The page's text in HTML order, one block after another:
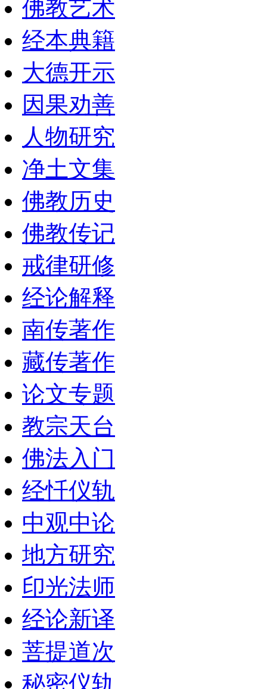
佛教艺术
经本典籍
大德开示
因果劝善
人物研究
净土文集
佛教历史
佛教传记
戒律研修
经论解释
南传著作
藏传著作
论文专题
教宗天台
佛法入门
经忏仪轨
中观中论
地方研究
印光法师
经论新译
菩提道次
秘密仪轨